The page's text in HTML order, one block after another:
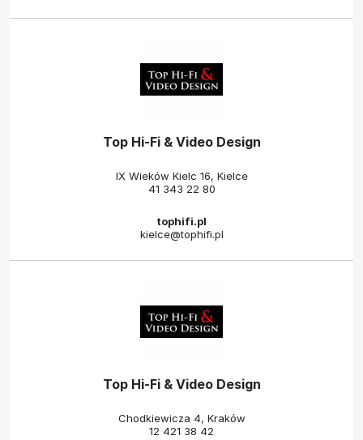
Top Hi-Fi & Video Design
IX Wieków Kielc 16, Kielce
41 343 22 80
tophifi.pl
kielce@tophifi.pl
Top Hi-Fi & Video Design
Chodkiewicza 4, Kraków
12 421 38 42